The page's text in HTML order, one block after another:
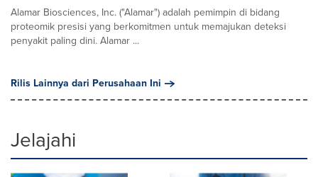
Alamar Biosciences, Inc. ("Alamar") adalah pemimpin di bidang
proteomik presisi yang berkomitmen untuk memajukan deteksi
penyakit paling dini. Alamar ...
Rilis Lainnya dari Perusahaan Ini
Jelajahi